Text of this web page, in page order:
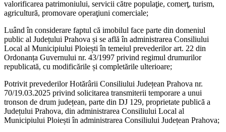
valorificarea patrimoniului, servicii către populaţie, comerţ, turism,
agricultură, promovare operaţiuni comerciale;
Luând în considerare faptul că imobilul face parte din domeniul
public al Județului Prahova și se află în administrarea Consiliului
Local al Municipiului Ploiești în temeiul prevederilor art. 22 din
Ordonanța Guvernului nr. 43/1997 privind regimul drumurilor
republicată, cu modificările și completările ulterioare;
Potrivit prevederilor Hotărârii Consiliului Județean Prahova nr.
70/19.03.2025 privind solicitarea transmiterii temporare a unui
tronson de drum județean, parte din DJ 129, proprietate publică a
Județului Prahova, din administrarea Consiliului Local al
Municipiului Ploiești în administrarea Consiliului Județean Prahova;